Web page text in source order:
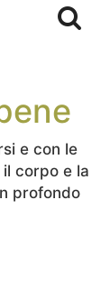
e con le
corpo e la
profondo